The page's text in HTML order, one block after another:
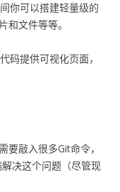
你可以搭建轻量级的
和文件等等。
码提供可视化页面，
敲入很多Git命令，
决这个问题（尽管现